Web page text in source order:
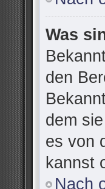
Was
den
dem
es von
kannst
Nach